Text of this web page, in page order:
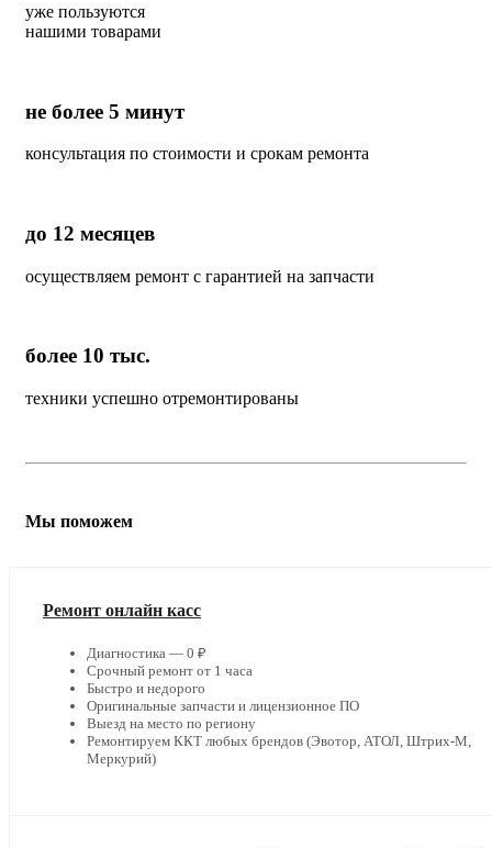
уже пользуются
нашими товарами
не более 5 минут
консультация по стоимости и срокам ремонта
до 12 месяцев
осуществляем ремонт с гарантией на запчасти
более 10 тыс.
техники успешно отремонтированы
Мы поможем
Ремонт онлайн касс
Диагностика — 0 ₽
Срочный ремонт от 1 часа
Быстро и недорого
Оригинальные запчасти и лицензионное ПО
Выезд на место по региону
Ремонтируем ККТ любых брендов (Эвотор, АТОЛ, Штрих-М,
Меркурий)